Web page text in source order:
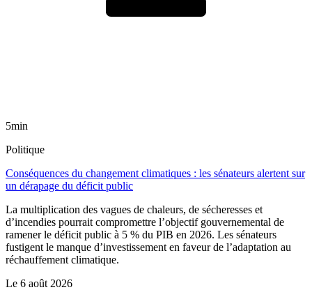
5min
Politique
Conséquences du changement climatiques : les sénateurs alertent sur
un dérapage du déficit public
La multiplication des vagues de chaleurs, de sécheresses et
d’incendies pourrait compromettre l’objectif gouvernemental de
ramener le déficit public à 5 % du PIB en 2026. Les sénateurs
fustigent le manque d’investissement en faveur de l’adaptation au
réchauffement climatique.
Le 6 août 2026